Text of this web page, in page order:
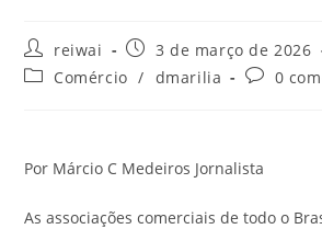
Autor
do
post:
reiwai
Post
publicado:
3 de março de 2026
Categoria
Comércio / dmarilia 0
Por Márcio C Medeiros Jornalista
As associações comerciais de todo o